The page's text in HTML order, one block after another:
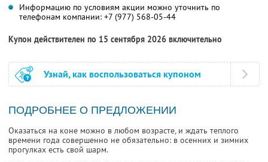
Информацию по условиям акции можно уточнить по
телефонам компании: +7 (977) 568-05-44
Купон действителен по 15 сентября 2026 включительно
Узнай, как воспользоваться купоном
ПОДРОБНЕЕ О ПРЕДЛОЖЕНИИ
Оказаться на коне можно в любом возрасте, и ждать теплого
времени года совершенно не обязательно: в осенних и зимних
прогулках есть свой шарм.